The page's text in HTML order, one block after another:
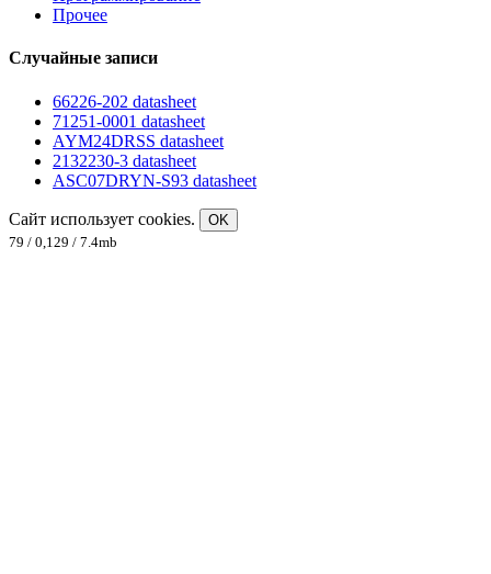
Прочее
Случайные записи
66226-202 datasheet
71251-0001 datasheet
AYM24DRSS datasheet
2132230-3 datasheet
ASC07DRYN-S93 datasheet
Сайт использует cookies.
OK
79 / 0,129 / 7.4mb